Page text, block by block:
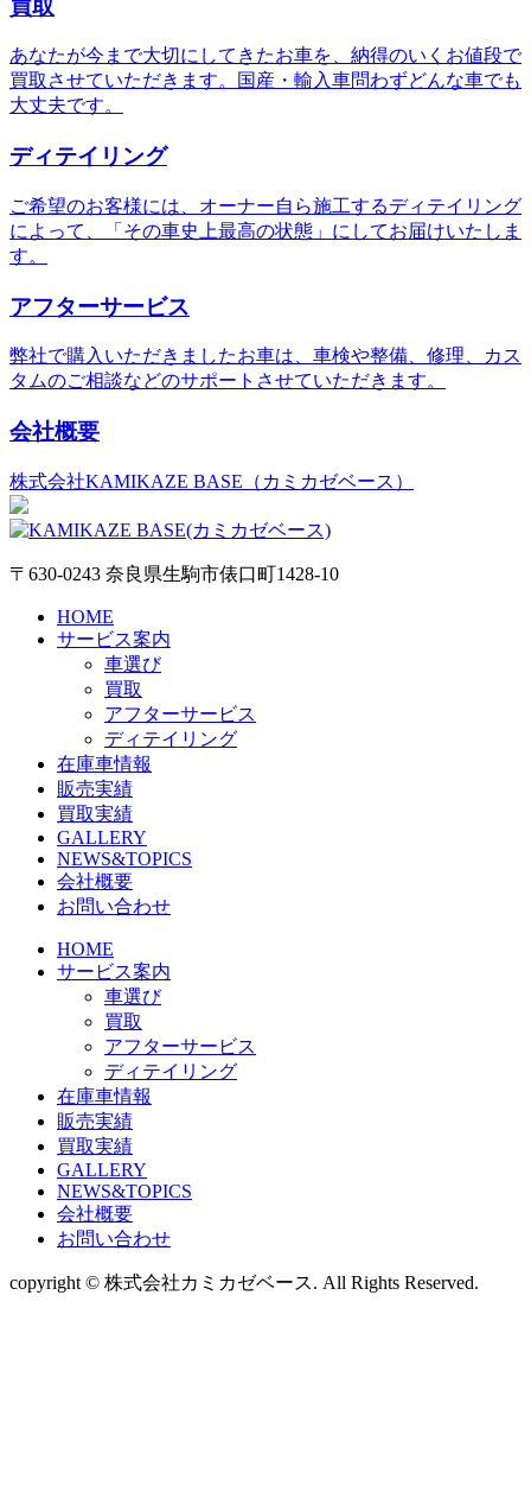
買取
あなたが今まで大切にしてきたお車を、納得のいくお値段で
買取させていただきます。国産・輸入車問わずどんな車でも
大丈夫です。
ディテイリング
ご希望のお客様には、オーナー自ら施工するディテイリング
によって、「その車史上最高の状態」にしてお届けいたしま
す。
アフターサービス
弊社で購入いただきましたお車は、車検や整備、修理、カス
タムのご相談などのサポートさせていただきます。
会社概要
株式会社KAMIKAZE BASE（カミカゼベース）
〒630-0243 奈良県生駒市俵口町1428-10
HOME
サービス案内
車選び
買取
アフターサービス
ディテイリング
在庫車情報
販売実績
買取実績
GALLERY
NEWS&TOPICS
会社概要
お問い合わせ
HOME
サービス案内
車選び
買取
アフターサービス
ディテイリング
在庫車情報
販売実績
買取実績
GALLERY
NEWS&TOPICS
会社概要
お問い合わせ
copyright © 株式会社カミカゼベース. All Rights Reserved.